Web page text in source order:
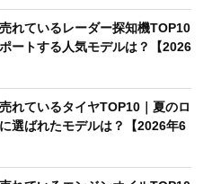
売れているレーダー探知機TOP10
ポートする人気モデルは？【2026
れているタイヤTOP10｜夏のロ
選ばれたモデルは？【2026年6